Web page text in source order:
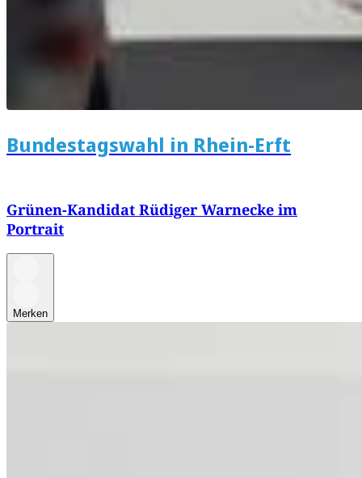
Bundestagswahl in Rhein-Erft
Grünen-Kandidat Rüdiger Warnecke im
Portrait
Merken